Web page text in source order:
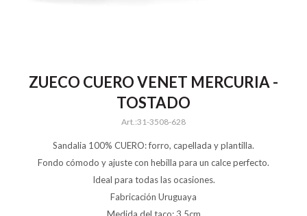
ZUECO CUERO VENET MERCURIA -
TOSTADO
31-3508-628
Sandalia 100% CUERO: forro, capellada y plantilla.
Fondo cómodo y ajuste con hebilla para un calce perfecto.
Ideal para todas las ocasiones.
Fabricación Uruguaya